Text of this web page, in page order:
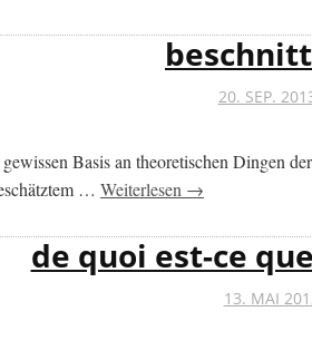
20. SEP.
Basis an theoretischen Dingen
… Weiterlesen →
de quoi est-ce
13. MAI